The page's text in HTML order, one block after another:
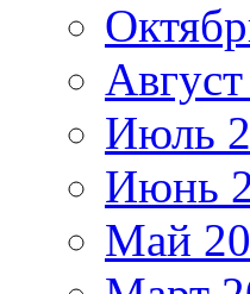
Июль
Июнь
Май